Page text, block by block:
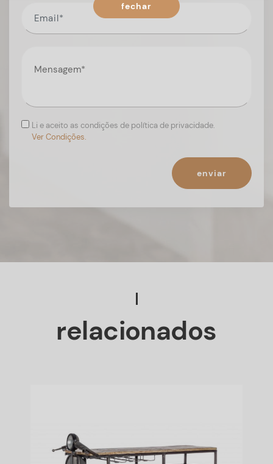
Li e aceito as condições de política de privacidade.
Ver Condições.
enviar
relacionados
fechar